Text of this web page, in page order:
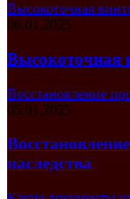
Высокоточная
06.01.2025
Высокоточная
Восстановление
05.01.2025
наследства